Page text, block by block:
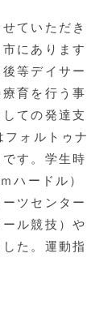
ていただき
にあります
等デイサー
育を行う事
ての発達支
ォルトゥナ
す。学生時
ハードル）
ツセンター
ル競技）や
た。運動指